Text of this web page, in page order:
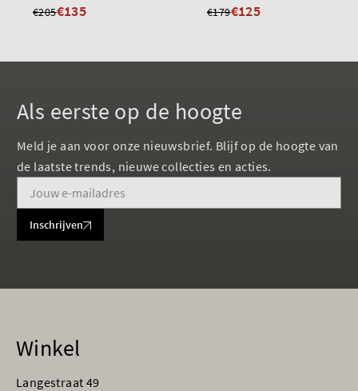
€205€135 €179€125
Als eerste op de hoogte
Meld je aan voor onze nieuwsbrief. Blijf op de hoogte van
de laatste trends, nieuwe collecties en acties.
Inschrijven
Winkel
Langestraat 49